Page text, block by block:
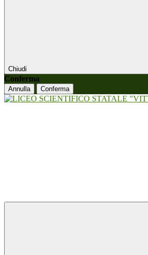
Chiudi
Conferma
Annulla Conferma